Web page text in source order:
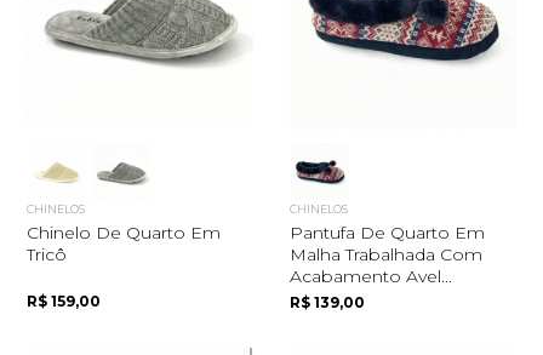
CHINELOS
Chinelo De Quarto Em
Tricô
R$ 159,00
CHINELOS
Pantufa De Quarto Em
Malha Trabalhada Com
Acabamento Avel...
R$ 139,00